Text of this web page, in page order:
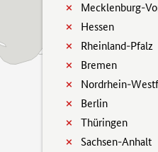
Mecklenburg-
Hessen
Rheinland-Pfalz
Bremen
Nordrhein-
Berlin
Thüringen
Sachsen-Anhalt